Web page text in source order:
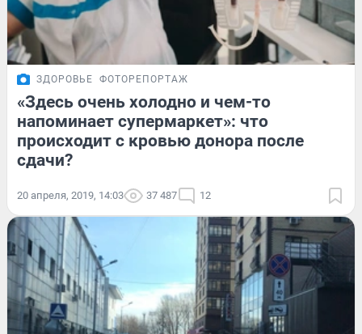
ЗДОРОВЬЕ ФОТОРЕПОРТАЖ
«Здесь очень холодно и чем-то
напоминает супермаркет»: что
происходит с кровью донора после
сдачи?
20 апреля, 2019, 14:03 37 487 12